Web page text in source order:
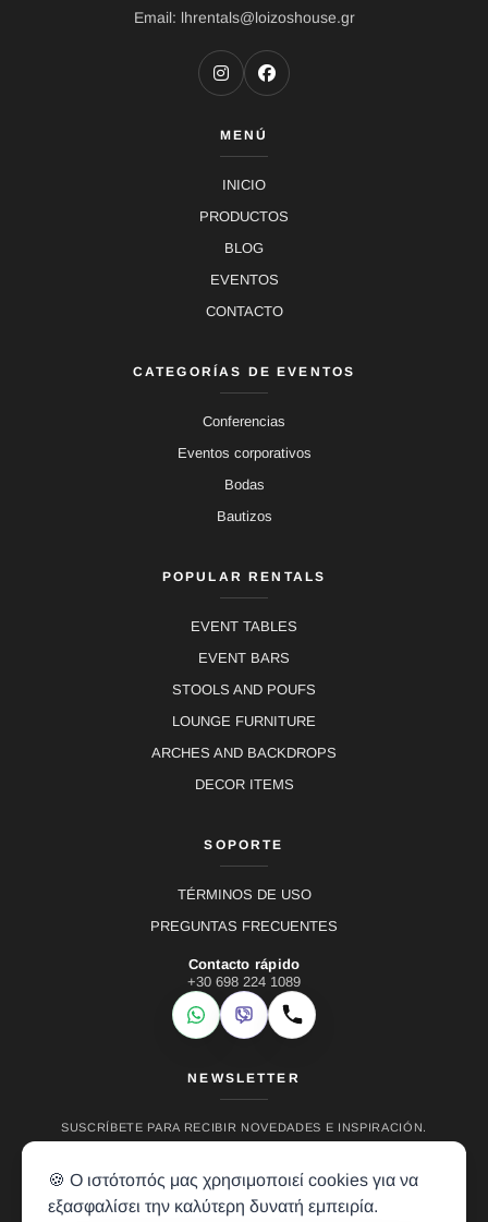
Email: lhrentals@loizoshouse.gr
MENÚ
INICIO
PRODUCTOS
BLOG
EVENTOS
CONTACTO
CATEGORÍAS DE EVENTOS
Conferencias
Eventos corporativos
Bodas
Bautizos
POPULAR RENTALS
EVENT TABLES
EVENT BARS
STOOLS AND POUFS
LOUNGE FURNITURE
ARCHES AND BACKDROPS
DECOR ITEMS
SOPORTE
TÉRMINOS DE USO
PREGUNTAS FRECUENTES
Contacto rápido
+30 698 224 1089
WhatsApp
Viber Llamar
NEWSLETTER
SUSCRÍBETE PARA RECIBIR NOVEDADES E INSPIRACIÓN.
🍪 Ο ιστότοπός μας χρησιμοποιεί cookies για να
εξασφαλίσει την καλύτερη δυνατή εμπειρία.